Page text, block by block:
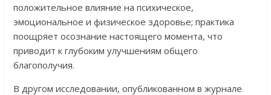
положительное влияние на психическое,
эмоциональное и физическое здоровье; практика
поощряет осознание настоящего момента, что
приводит к глубоким улучшениям общего
благополучия.
В другом исследовании, опубликованном в журнале